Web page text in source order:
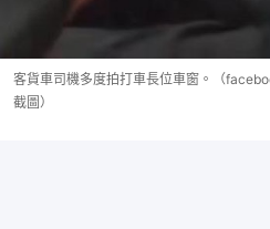
客貨車司機多度拍打車長位車窗。（
截圖）